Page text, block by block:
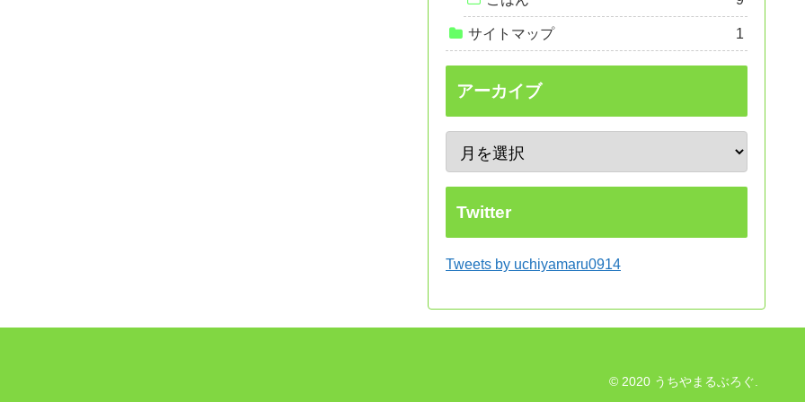
サイトマップ 1
アーカイブ
Twitter
Tweets by uchiyamaru0914
© 2020 うちやまるぶろぐ.